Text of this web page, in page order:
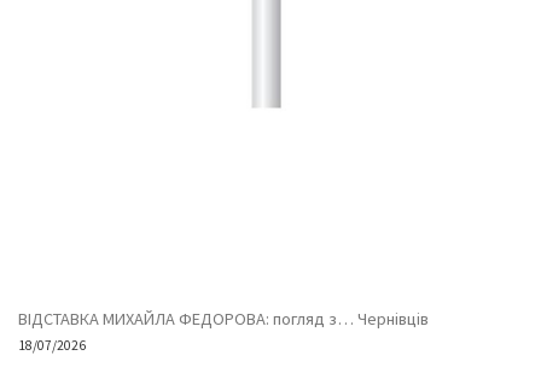
ВІДСТАВКА МИХАЙЛА ФЕДОРОВА: погляд з… Чернівців
18/07/2026